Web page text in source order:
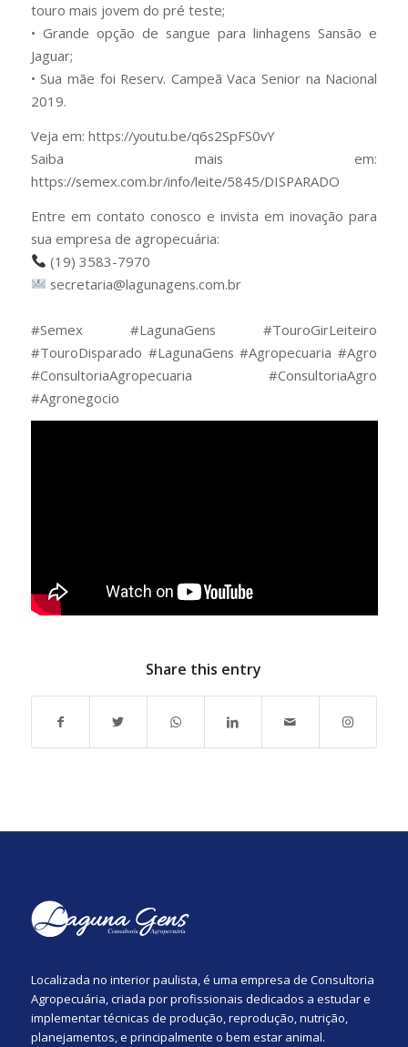
touro mais jovem do pré teste;
• Grande opção de sangue para linhagens Sansão e
Jaguar;
• Sua mãe foi Reserv. Campeã Vaca Senior na Nacional
2019.
Veja em: https://youtu.be/q6s2SpFS0vY
Saiba mais em:
https://semex.com.br/info/leite/5845/DISPARADO
Entre em contato conosco e invista em inovação para
sua empresa de agropecuária:
(19) 3583-7970
secretaria@lagunagens.com.br
#Semex #LagunaGens #TouroGirLeiteiro
#TouroDisparado #LagunaGens #Agropecuaria #Agro
#ConsultoriaAgropecuaria #ConsultoriaAgro
#Agronegocio
Share this entry
Localizada no interior paulista, é uma empresa de Consultoria
Agropecuária, criada por profissionais dedicados a estudar e
implementar técnicas de produção, reprodução, nutrição,
planejamentos, e principalmente o bem estar animal.